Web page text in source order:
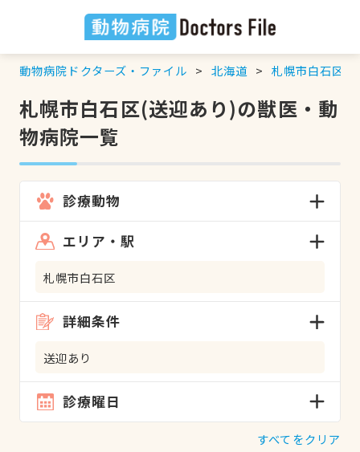
動物病院ドクターズ・ファイル 北海道 札幌市白石区
札幌市白石区(送迎あり)の獣医・動
物病院一覧
診療動物
エリア・駅
札幌市白石区
詳細条件
送迎あり
診療曜日
すべてをクリア